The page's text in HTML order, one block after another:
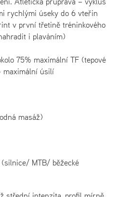
rychlými úseky do 6 vteřin
v první třetině tréninkového
i plaváním)
75% maximální TF (tepové
maximální úsilí
masáž)
MTB/ běžecké